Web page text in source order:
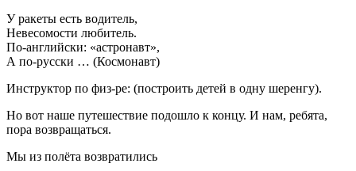
У ракеты есть водитель,
Невесомости любитель.
По-английски: «астронавт»,
А по-русски … (Космонавт)
Инструктор по физ-ре: (построить детей в одну шеренгу).
Но вот наше путешествие подошло к концу. И нам, ребята,
пора возвращаться.
Мы из полёта возвратились